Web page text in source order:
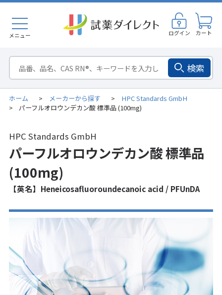
メニュー ログイン カート
検索
ホーム > メーカーから探す > HPC Standards GmbH
> パーフルオロウンデカン酸 標準品 (100mg)
HPC Standards GmbH
パーフルオロウンデカン酸 標準品
(100mg)
【英名】Heneicosafluoroundecanoic acid / PFUnDA